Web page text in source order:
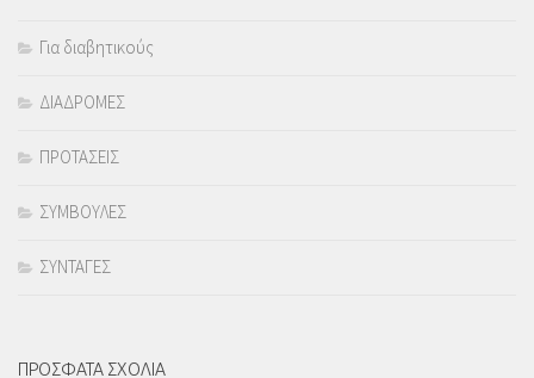
Για διαβητικούς
ΔΙΑΔΡΟΜΕΣ
ΠΡΟΤΑΣΕΙΣ
ΣΥΜΒΟΥΛΕΣ
ΣΥΝΤΑΓΕΣ
ΠΡΟΣΦΑΤΑ ΣΧΟΛΙΑ